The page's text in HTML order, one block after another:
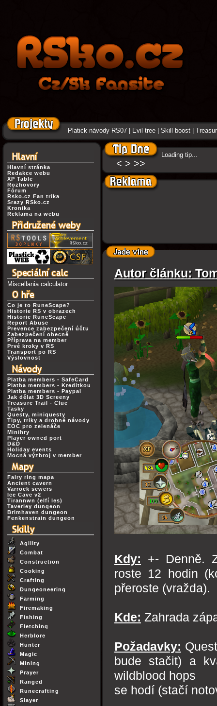
Platick návody RS07 Evil tree Skill boost
Hlavní stránka
Redakce webu
XP Table
Rozhovory
Fórum
Rsko.cz Fan trika
Srazy RSko.cz
Kronika
Reklama na webu
Miscellania calculator
Co je to RuneScape?
Historie RS v obrazech
Historie RuneScape
Report Abuse
Prevence zabezpečení účtu
Zabezpečení obecně
Příprava na member
Prvé kroky v RS
Transport po RS
Výslovnost
Platba members - SafeCard
Platba members - Kreditkou
Platba members - Paypal
Jak dělat 3D Screeny
Treasure Trail - Clue
Tasky
Questy, miniquesty
Tipy, triky a drobné návody
EOC pro zelenáče
Minihry
Player owned port
D&D
Holiday events
Mocná výzbroj v member
Fairy ring mapa
Ancient cavern
Varrock sewers
Ice Cave v2
Tirannwn (elfí les)
Taverley dungeon
Brimhaven dungeon
Fenkenstrain dungeon
Agility
Combat
Construction
Cooking
Crafting
Dungeoneering
Farming
Firemaking
Fishing
Fletching
Herblore
Hunter
Magic
Mining
Prayer
Ranged
Runecrafting
Slayer
< > >>
Loading tip...
Autor článku:
Kdy: +- Denně.
roste 12 hodin
přeroste (vražda).
Kde: Zahrada
Požadavky:
bude stačit) a
wildblood hops
se hodí (stačí